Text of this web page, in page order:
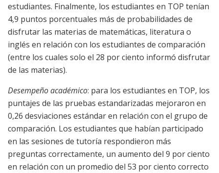
estudiantes. Finalmente, los estudiantes en TOP tenían
4,9 puntos porcentuales más de probabilidades de
disfrutar las materias de matemáticas, literatura o
inglés en relación con los estudiantes de comparación
(entre los cuales solo el 28 por ciento informó disfrutar
de las materias).
Desempeño académico: para los estudiantes en TOP, los
puntajes de las pruebas estandarizadas mejoraron en
0,26 desviaciones estándar en relación con el grupo de
comparación. Los estudiantes que habían participado
en las sesiones de tutoría respondieron más
preguntas correctamente, un aumento del 9 por ciento
en relación con un promedio del 53 por ciento correcto